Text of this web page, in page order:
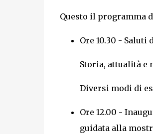
Questo il programma
Ore 10.30 - Saluti
Storia, attualità e
Diversi modi di
Ore 12.00 -
guidata alla